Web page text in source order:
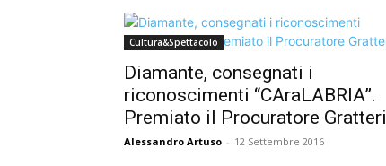
Cultura&Spettacolo
Diamante, consegnati i
riconoscimenti “CAraLABRIA”.
Premiato il Procuratore Gratteri
Alessandro Artuso - 12 Settembre 2016